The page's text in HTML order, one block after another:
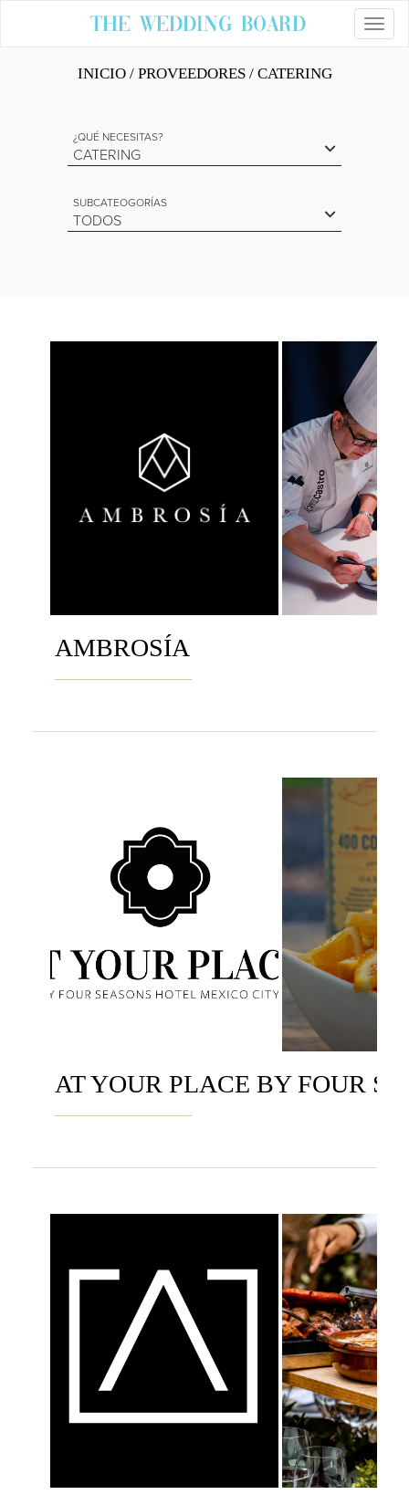
The Wedding Board
INICIO/ PROVEEDORES/ CATERING
¿QUÉ NECESITAS?
CATERING
SUBCATEOGORÍAS
TODOS
AMBROSÍA
AT YOUR PLACE BY FOUR